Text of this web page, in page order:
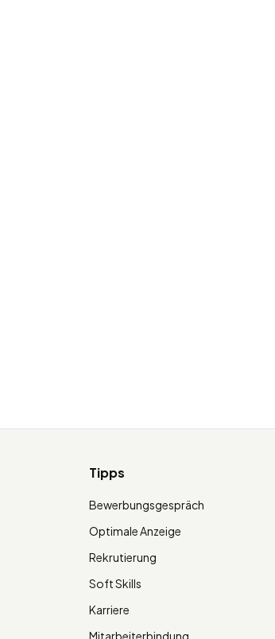
Tipps
Bewerbungsgespräch
Optimale Anzeige
Rekrutierung
Soft Skills
Karriere
Mitarbeiterbindung